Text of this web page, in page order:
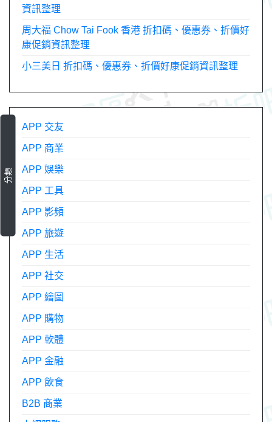
資訊整理
周大福 Chow Tai Fook 香港 折扣碼、優惠券、折價好
康促銷資訊整理
小三美日 折扣碼、優惠券、折價好康促銷資訊整理
分類
APP 交友
APP 商業
APP 娛樂
APP 工具
APP 影頻
APP 旅遊
APP 生活
APP 社交
APP 繪圖
APP 購物
APP 軟體
APP 金融
APP 飲食
B2B 商業